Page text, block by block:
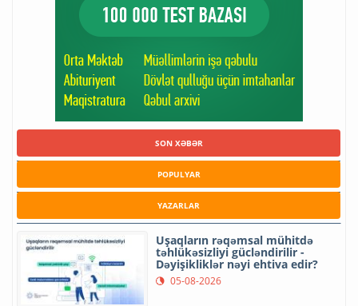
SON XƏBƏR
POPULYAR
YAZARLAR
Uşaqların rəqəmsal mühitdə
təhlükəsizliyi gücləndirilir -
Dəyişikliklər nəyi ehtiva edir?
05-08-2026